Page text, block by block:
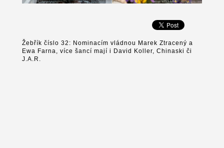
Žebřík číslo 32: Nominacím vládnou Marek Ztracený a
Ewa Farna, více šancí mají i David Koller, Chinaski či
J.A.R.